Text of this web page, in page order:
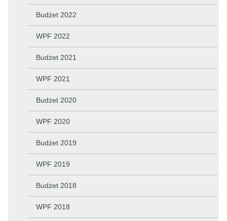
Budżet 2022
WPF 2022
Budżet 2021
WPF 2021
Budżet 2020
WPF 2020
Budżet 2019
WPF 2019
Budżet 2018
WPF 2018